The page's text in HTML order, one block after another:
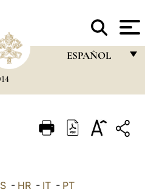
ESPAÑOL
ITALIANO
- HR- IT- PT